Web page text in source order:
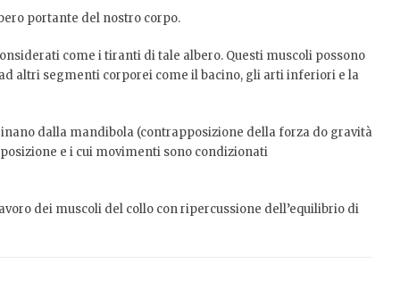
portante del nostro corpo.
come i tiranti di tale albero. Questi muscoli possono
altri segmenti corporei come il bacino, gli arti inferiori e la
dalla mandibola (contrapposizione della forza do gravità
e i cui movimenti sono condizionati
dei muscoli del collo con ripercussione dell’equilibrio di